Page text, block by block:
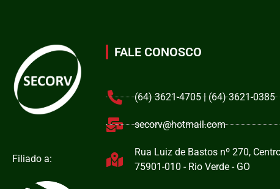
Filiado a:
FALE CONOSCO
(64) 3621-4705 | (64) 3621-0385
secorv@hotmail.com
Rua Luiz de Bastos nº 270,
75901-010 - Rio Verde - GO